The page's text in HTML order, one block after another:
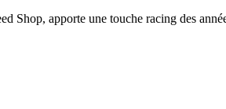
Shop, apporte une touche racing des